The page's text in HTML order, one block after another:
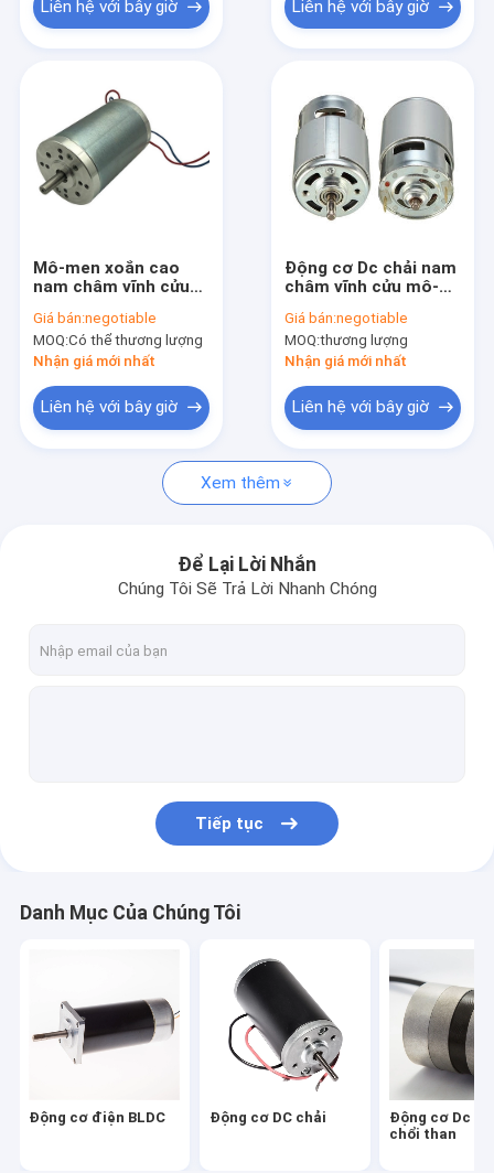
Các sản phẩm
Về chúng tôi
Tham quan nhà máy
Tin tức
Các trường hợp
Động cơ điện BLDC
Động cơ Dc không chổi than
Động cơ PMDC
Động cơ servo AC
Trình điều khiển động cơ không chổi than
Động cơ DC Micro
Động cơ DC Stator
Liên hệ với bây giờ Liên hệ với bây giờ
Mô-men xoắn cao
nam châm vĩnh cửu
Đường kính 42mm
Giá bán:negotiable
MOQ:Có thể thương lượng
Nhận giá mới nhất
Liên hệ với bây giờ
Động cơ Dc chải nam
châm vĩnh cửu mô-
OD63mm
Giá bán:negotiable
MOQ:thương lượng
Nhận giá mới nhất
Liên hệ với bây giờ
Xem thêm
Để Lại Lời Nhắn
Chúng Tôi Sẽ Trả Lời Nhanh Chóng
Tiếp tục
Danh Mục Của Chúng Tôi
Động cơ điện BLDC Động cơ DC chải
Động cơ Dc
chổi than